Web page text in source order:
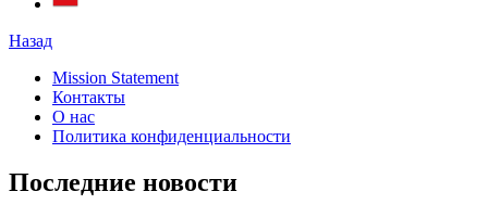
Назад
Mission Statement
Контакты
О нас
Политика конфиденциальности
Последние новости